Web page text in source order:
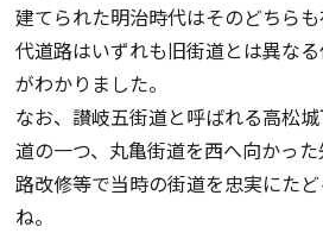
建てられた明治時代はそのどちら
代道路はいずれも旧街道とは異な
がわかりました。
なお、讃岐五街道と呼ばれる高松
道の一つ、丸亀街道を西へ向かっ
路改修等で当時の街道を忠実にた
ね。